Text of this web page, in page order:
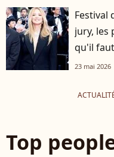
Festival
jury, les
qu'il
23 mai 2026
Top